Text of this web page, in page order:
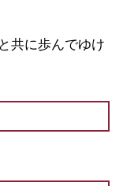
共に歩んでゆけ